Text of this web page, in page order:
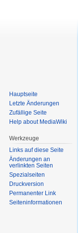
Hauptseite
Letzte Änderungen
Zufällige Seite
Help about MediaWiki
Werkzeuge
Links auf diese Seite
Änderungen an
verlinkten Seiten
Spezialseiten
Druckversion
Permanenter Link
Seiten­informationen